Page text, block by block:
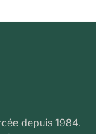
depuis 1984.